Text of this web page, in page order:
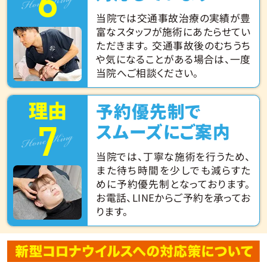
当院では交通事故治療の実績が豊
富なスタッフが施術にあたらせてい
ただきます。 交通事故後のむちうち
や気になることがある場合は、一度
当院へご相談ください。
理由
7
Hone King
予約優先制で
スムーズにご案内
当院では、丁寧な施術を行うため、
また待ち時間を少しでも減らすた
めに予約優先制となっております。
お電話、LINEからご予約を承ってお
ります。